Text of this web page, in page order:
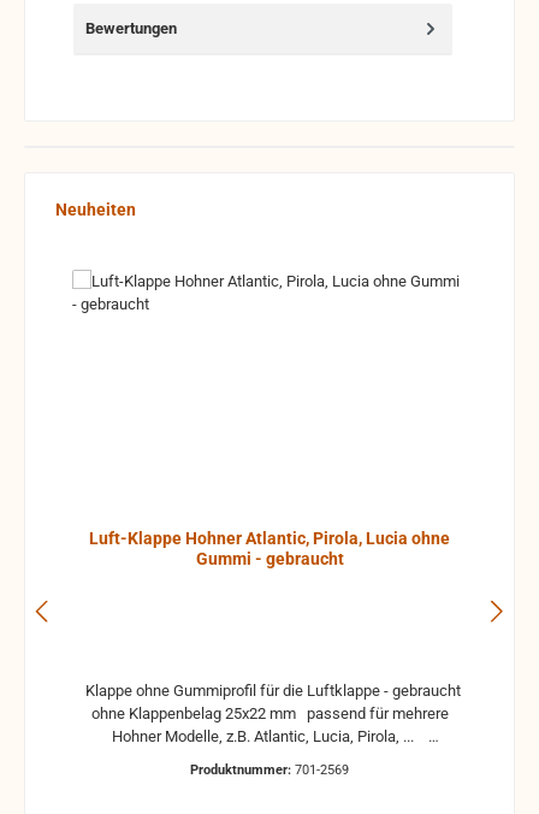
Bewertungen
Produktgalerie überspringen
Neuheiten
Luft-Klappe Hohner Atlantic, Pirola, Lucia ohne
Gummi - gebraucht
ohne Klappenbelag 25x22 mm passend für mehrere
Hohner Modelle, z.B. Atlantic, Lucia, Pirola, ...
Produktnummer: 701-2569